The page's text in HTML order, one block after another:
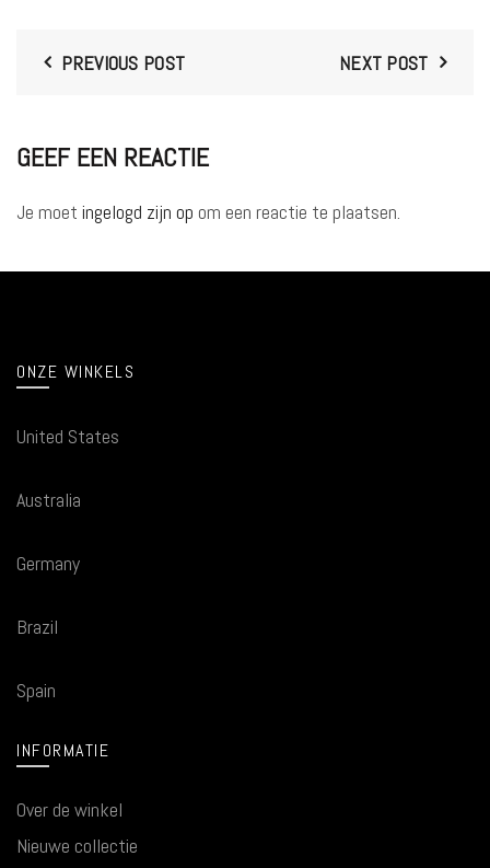
PREVIOUS POST NEXT POST
GEEF EEN REACTIE
Je moet ingelogd zijn op om een reactie te plaatsen.
ONZE WINKELS
United States
Australia
Germany
Brazil
Spain
INFORMATIE
Over de winkel
Nieuwe collectie